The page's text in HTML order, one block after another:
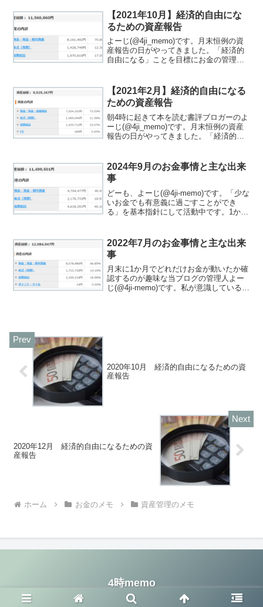
「2021年の家計簿のまとめ」もあるので
良ければ見てください...
【2021年10月】経済的自由にな
るための資産報告
よーじ(@4ji_memo)です。月末恒例の資
産報告の日がやってきました。「経済的
自由になる」ことを目標にお金の管理を
ださい。私が考える経済的自由は「圧倒
的に稼ぎ生活を豊か...
【2021年2月】経済的自由になる
ための資産報告
朝4時に起きて本を読む書評ブロガーのよ
ーじ(@4ji_memo)です。月末恒例の資産
報告の日がやってきました。「経済的自
と思った方は、関連記事をご覧くださ
い。この記事で...
2024年9月のお金事情と主な出来
事
どーも、よーじ(@4ji-memo)です。「少な
いお金でも有意義に過ごすことができ
る」を基本指針にして活動中です。1か月
は、両@リベ大学長の書籍『本当の自由
を手に入れる...
2022年7月のお金事情と主な出来
事
月末に1か月でどれだけお金が動いたか確
認するのが趣味な当ブログの管理人よー
じ(@4ji-memo)です。私が意識しているこ
2020年10月 経済的自由になるための資
産報告
2020年12月 経済的自由になるための資
産報告
ホーム お金のメモ 資産管理のメモ
4時memo
© 2020 4時memo.